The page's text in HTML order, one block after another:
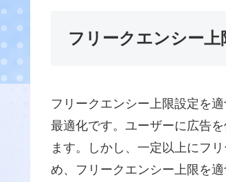
フリークエンシー上
フリークエンシー上限設定を
最適化です。ユーザーに広告
ます。しかし、一定以上にフ
め、フリークエンシー上限を